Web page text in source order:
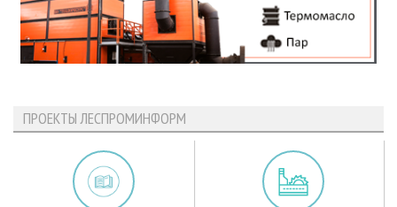
ПРОЕКТЫ ЛЕСПРОМИНФОРМ